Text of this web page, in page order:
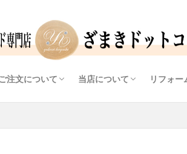
注文について
問い合わせから完成までの流れ
価格情報
よくあるご質問（FAQ)
ご予約・問合せフォーム
当店について
アクセス
ジュエリーデザイナー・
提案力・実績・自社工房
店主ブログ
リフォー
リフォ
オリジ
ダイヤ